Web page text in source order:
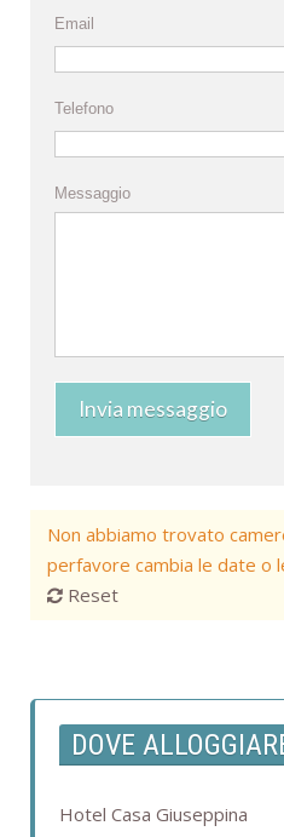
Email
Telefono
Messaggio
Invia messaggio
Non abbiamo trovato
perfavore cambia le date o
Reset
DOVE
Hotel Casa Giuseppina